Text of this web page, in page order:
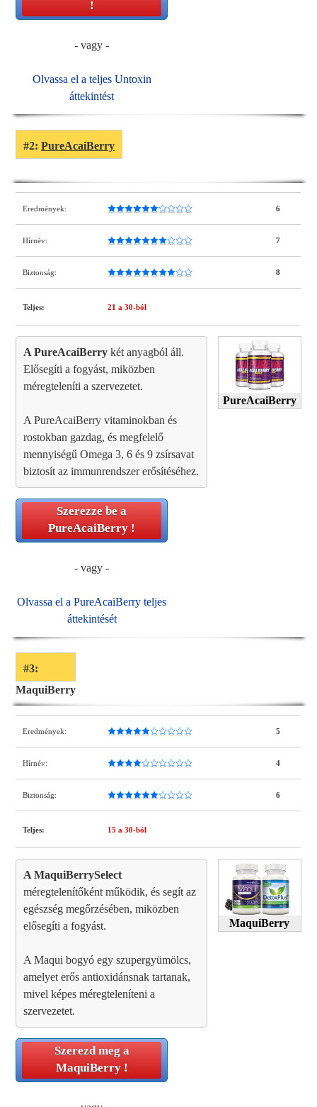
!
- vagy -
Olvassa el a teljes Untoxin
áttekintést
#2:PureAcaiBerry
Eredmények: 6
Hírnév: 7
Biztonság: 8
Teljes: 21 a 30-ból
PureAcaiBerry
A PureAcaiBerry két anyagból áll.
Elősegíti a fogyást, miközben
méregteleníti a szervezetet.
A PureAcaiBerry vitaminokban és
rostokban gazdag, és megfelelő
mennyiségű Omega 3, 6 és 9 zsírsavat
biztosít az immunrendszer erősítéséhez.
Szerezze be a
PureAcaiBerry !
- vagy -
Olvassa el a PureAcaiBerry teljes
áttekintését
#3:
MaquiBerry
Eredmények: 5
Hírnév: 4
Biztonság: 6
Teljes: 15 a 30-ból
MaquiBerry
A MaquiBerrySelect
méregtelenítőként működik, és segít az
egészség megőrzésében, miközben
elősegíti a fogyást.
A Maqui bogyó egy szupergyümölcs,
amelyet erős antioxidánsnak tartanak,
mivel képes méregteleníteni a
szervezetet.
Szerezd meg a
MaquiBerry!